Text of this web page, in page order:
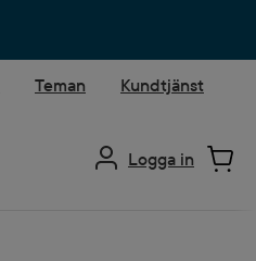
Teman Kundtjänst
Logga in